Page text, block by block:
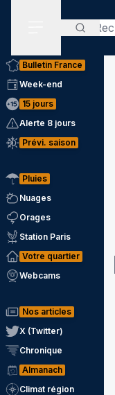
Bulletin France
Week-end
15 jours
Alerte 8 jours
Prévi. saison
Pluies
Nuages
Orages
Station Paris
Votre quartier
Webcams
Nos articles
X (Twitter)
Chronique
Almanach
Climat région